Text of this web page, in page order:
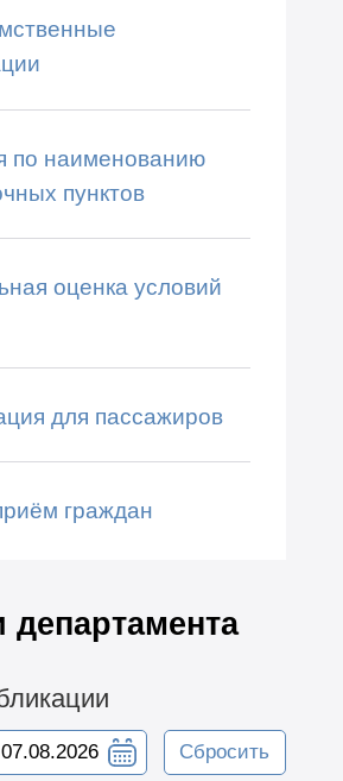
по наименованию
пунктов
оценка условий
для пассажиров
граждан
департамента
Сбросить